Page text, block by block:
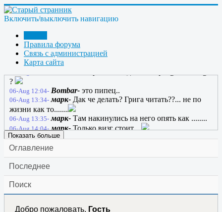
Включить/выключить навигацию
Правила форума
Связь с администрацией
Карта сайта
05-Aug 20:41- anatol130164-А, ну тогда ладно... Этот сайт
будет жить вечно
anatol130164-Жил себе один сайт, и звали его
- Странник-2; и жил он вечно
05-Aug 21:06- марк-
06-Aug 05:30- марк- добро в хату...
06-Aug 08:43- марк-
?
06-Aug 12:04- Bombar- это пипец..
06-Aug 13:34- марк- Дак че делать? Грига читать??... не по
жизни как то.......
06-Aug 13:35- марк- Там накинулись на него опять как ........
06-Aug 14:04- марк-Только визг стоит....
Показать больше
Оглавление
Последнее
Поиск
Добро пожаловать, Гость